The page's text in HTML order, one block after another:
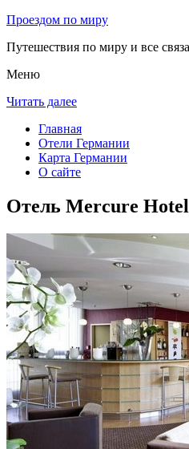
Проездом по миру
Путешествия по миру и все
Меню
Читать далее
Главная
Отели Германии
Карта Германии
О сайте
Отель Mercure